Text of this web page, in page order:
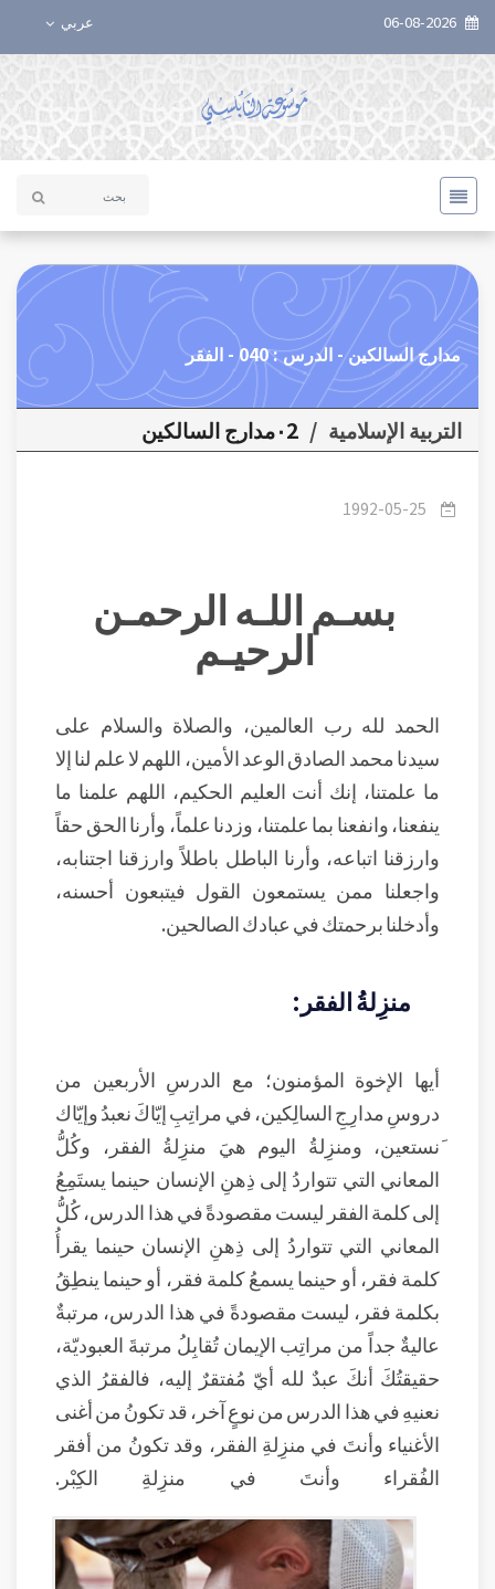
عربي
مدارج السالكين - الدرس : 040 - الفقر
التربية الإسلامية / ٠2مدارج السالكين
1992-05-25
بسـم اللـه الرحمـن
الرحيـم
الحمد لله رب العالمين، والصلاة والسلام على
سيدنا محمد الصادق الوعد الأمين، اللهم لا علم لنا إلا
ما علمتنا، إنك أنت العليم الحكيم، اللهم علمنا ما
ينفعنا، وانفعنا بما علمتنا، وزدنا علماً، وأرنا الحق حقاً
وارزقنا اتباعه، وأرنا الباطل باطلاً وارزقنا اجتنابه،
واجعلنا ممن يستمعون القول فيتبعون أحسنه،
وأدخلنا برحمتك في عبادك الصالحين.
منزِلةُ الفقر:
أيها الإخوة المؤمنون؛ مع الدرسِ الأربعين من
دروسِ مدارِجِ السالِكين، في مراتِبِ إيّاكَ نعبدُ وإيّاك
َنستعين، ومنزِلةُ اليوم هيَ منزِلةُ الفقر، وكُلُّ
المعاني التي تتواردُ إلى ذِهنِ الإنسان حينما يستَمِعُ
إلى كلمة الفقر ليست مقصودةً في هذا الدرس، كُلُّ
المعاني التي تتواردُ إلى ذِهنِ الإنسان حينما يقرأُ
كلمة فقر، أو حينما يسمعُ كلمة فقر، أو حينما ينطِقُ
بكلمة فقر، ليست مقصودةً في هذا الدرس، مرتبةٌ
عاليةٌ جداً من مراتِب الإيمان تُقابِلُ مرتبةَ العبوديّة،
حقيقتُكَ أنكَ عبدٌ لله أيّ مُفتقرٌ إليه، فالفقرُ الذي
نعنيهِ في هذا الدرس من نوعٍ آخر، قد تكونُ من أغنى
الأغنياء وأنتَ في منزِلةِ الفقر، وقد تكونُ من أفقر
الفُقراء وأنتَ في منزِلةِ الكِبْر.